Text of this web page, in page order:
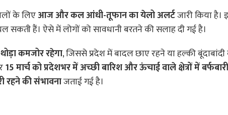
के लिएआज और कल आंधी-तूफान का येलो अलर्टजारी किया है।
सकती हैं। ऐसे में लोगों को सावधानी बरतने की सलाह दी गई है।
कमजोर रहेगा, जिससे प्रदेश में बादल छाए रहने या हल्की
15 मार्च को प्रदेशभर में अच्छी बारिश और ऊंचाई वाले क्षेत्रों में बर्फबारी
रहने की संभावनाजताई गई है।